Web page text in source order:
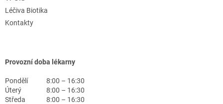
Léčiva Biotika
Kontakty
Provozní doba lékarny
Pondělí
8:00 – 16:30
Úterý
8:00 – 16:30
Středa
8:00 – 16:30